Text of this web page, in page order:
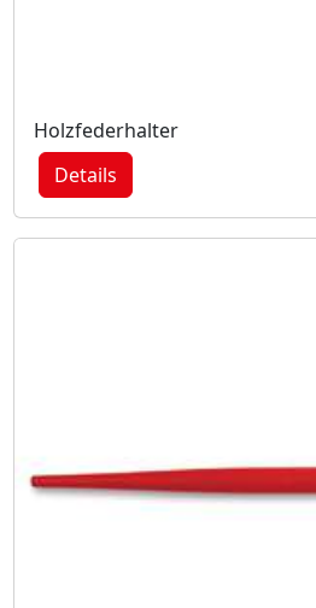
Holzfederhalter
Details